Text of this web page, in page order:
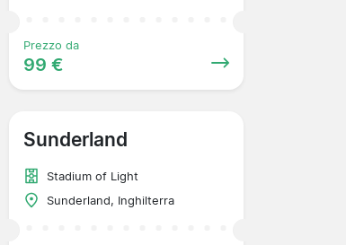
Prezzo da
99 €
Sunderland
Stadium of Light
Sunderland, Inghilterra